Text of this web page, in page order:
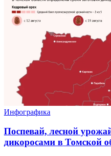
Инфографика
Поспевай, лесной
дикоросами в Томской